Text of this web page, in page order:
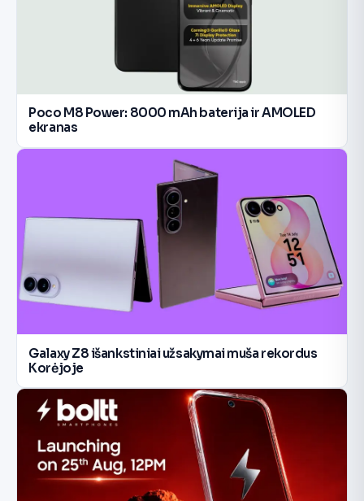
Poco M8 Power: 8000 mAh baterija ir AMOLED
ekranas
Galaxy Z8 išankstiniai užsakymai muša rekordus
Korėjoje